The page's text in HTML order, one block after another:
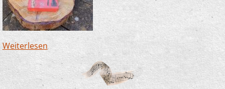
Weiterlesenüber Zwergenwanderweg in Finnentrop - wir
sind dabei!